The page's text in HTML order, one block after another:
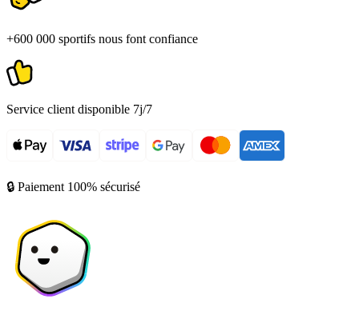
+600 000 sportifs nous font confiance
Service client disponible 7j/7
🔒 Paiement 100% sécurisé